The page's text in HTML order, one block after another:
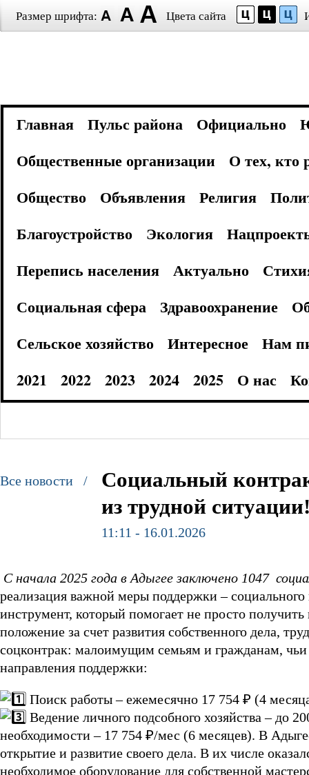
Размер шрифта: Цвета сайта
Главная Пульс района Официально
Общественные организации
О тех, кто
Общество
Объявления Религия
Благоустройство
Экология
Перепись населения
Актуально
Социальная сфера
Здравоохранение
Сельское хозяйство
Интересное
Нам
2021
2022 2023 2024 2025 О нас
Все новости /
Социальный
из трудной
11:11 - 16.01.2026
С начала 2025 года в Адыгее заключено 1047
реализация важной меры поддержки –
инструмент, который помогает не просто
положение за счет развития собственного дела,
соцконтрак: малоимущим семьям и гражданам,
направления поддержки:
Поиск работы – ежемесячно 17 754 ₽ (4
Ведение личного подсобного хозяйства – до
необходимости – 17 754 ₽/мес (6 месяцев). В
открытие и развитие своего дела. В их числе
необходимое оборудование для собственной